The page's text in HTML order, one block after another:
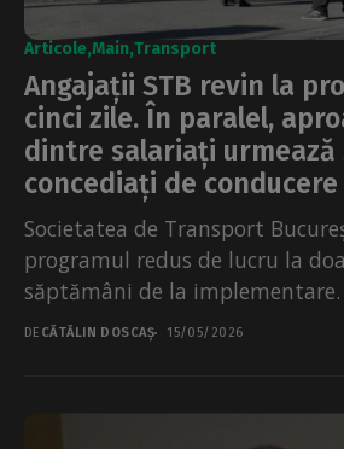
Articole Main Transport
Angajații STB revin la
cinci zile. În paralel,
dintre salariați urmează
concediați de conducere
Societatea de Transport
programul redus de lucru la
săptămâni de la
săptămâna normală de...
DE CĂTĂLIN DOSCAȘ 15/05/2026